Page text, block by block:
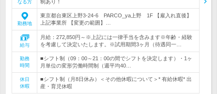
なる方
制あり！
勤務地
東京都台東区上野3-24-6 PARCO_ya上野 1F 【雇入れ直後】
上記事業所 【変更の範囲】…
給与
月給：272,850円～※上記には一律手当を含みます※年齢・経験
を考慮して決定いたします。※試用期間3ヶ月（待遇同一…
勤務
時間
■シフト制（09：00～21：00の間でシフトを決定します）・1ヶ
月単位の変形労働時間制（週平均40…
休日
休暇
■シフト制（月8日休み）＜その他休暇について＞* 有給休暇* 出
産・育児休暇